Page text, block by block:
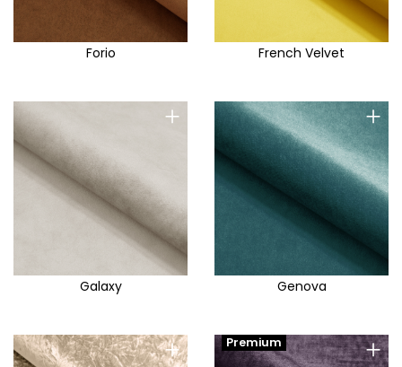
Forio French Velvet
+
Galaxy
+
Genova
+ +
Premium